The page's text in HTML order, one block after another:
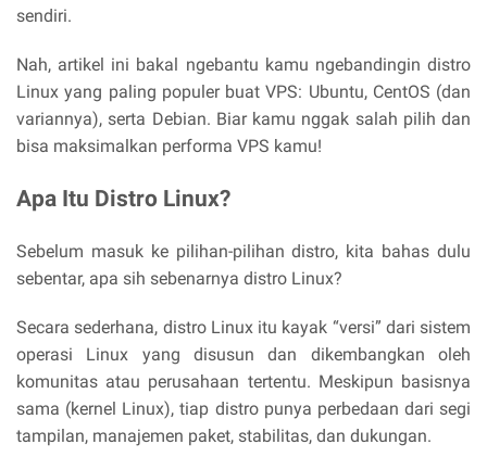
sendiri.
Nah, artikel ini bakal ngebantu kamu ngebandingin distro
Linux yang paling populer buat VPS: Ubuntu, CentOS (dan
variannya), serta Debian. Biar kamu nggak salah pilih dan
bisa maksimalkan performa VPS kamu!
Apa Itu Distro Linux?
Sebelum masuk ke pilihan-pilihan distro, kita bahas dulu
sebentar, apa sih sebenarnya distro Linux?
Secara sederhana, distro Linux itu kayak “versi” dari sistem
operasi Linux yang disusun dan dikembangkan oleh
komunitas atau perusahaan tertentu. Meskipun basisnya
sama (kernel Linux), tiap distro punya perbedaan dari segi
tampilan, manajemen paket, stabilitas, dan dukungan.